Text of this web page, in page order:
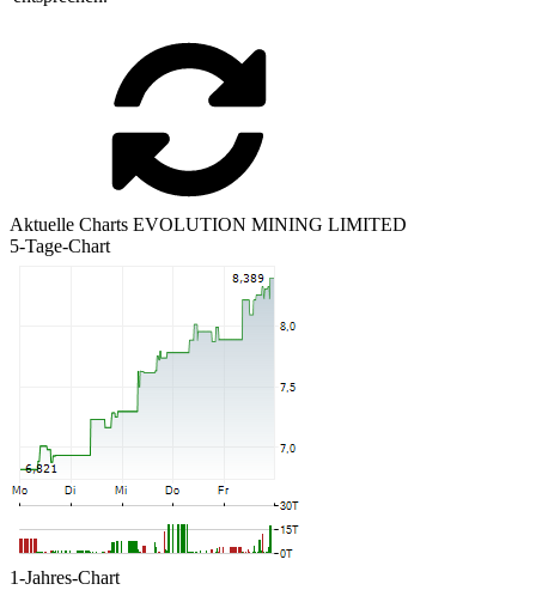
Aktuelle Charts EVOLUTION MINING LIMITED
5-Tage-Chart
1-Jahres-Chart